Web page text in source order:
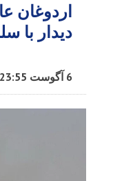
اردوغان
دیدار با
6 آگوست 23:55